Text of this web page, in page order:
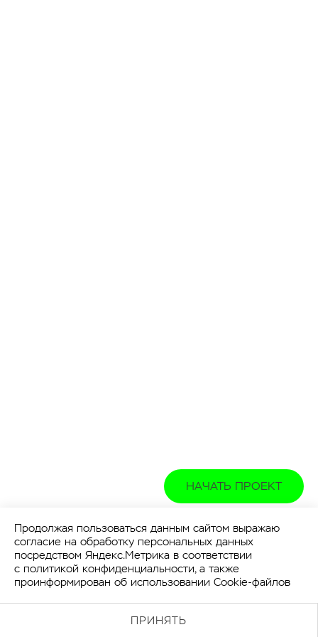
НАЧАТЬ ПРОЕКТ
Продолжая пользоваться данным сайтом выражаю
согласие на обработку персональных данных
посредством Яндекс.Метрика в соответствии
с политикой конфиденциальности, а также
проинформирован об использовании Cookie-файлов
ПРИНЯТЬ